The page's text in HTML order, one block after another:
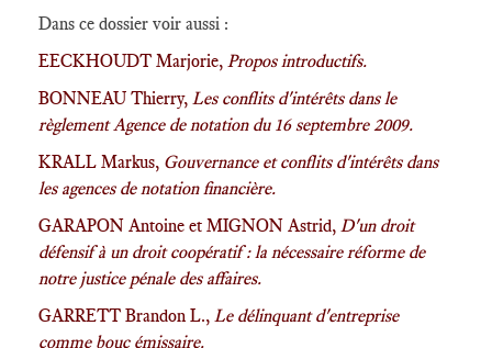
Dans ce dossier voir aussi :
EECKHOUDT Marjorie, Propos introductifs.
BONNEAU Thierry, Les conflits d'intérêts dans le
règlement Agence de notation du 16 septembre 2009.
KRALL Markus, Gouvernance et conflits d'intérêts dans
les agences de notation financière.
GARAPON Antoine et MIGNON Astrid, D'un droit
défensif à un droit coopératif : la nécessaire réforme de
notre justice pénale des affaires.
GARRETT Brandon L., Le délinquant d'entreprise
comme bouc émissaire.